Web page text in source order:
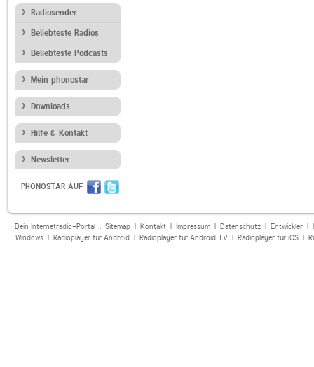
Radiosender
Beliebteste Radios
Beliebteste Podcasts
Mein phonostar
Downloads
Hilfe & Kontakt
Newsletter
PHONOSTAR AUF
Dein Internetradio-Portal : Sitemap| Kontakt| Impressum| Datenschutz| Entwickler|
Windows| Radioplayer für Android| Radioplayer für Android TV| Radioplayer für iOS|